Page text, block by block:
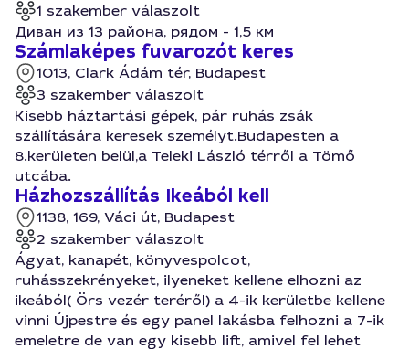
1 szakember válaszolt
Диван из 13 района, рядом - 1,5 км
Számlaképes fuvarozót keres
1013, Clark Ádám tér, Budapest
3 szakember válaszolt
Kisebb háztartási gépek, pár ruhás zsák
szállítására keresek személyt.Budapesten a
8.kerületen belül,a Teleki László térről a Tömő
utcába.
Házhozszállítás Ikeából kell
1138, 169, Váci út, Budapest
2 szakember válaszolt
Ágyat, kanapét, könyvespolcot,
ruhásszekrényeket, ilyeneket kellene elhozni az
ikeából( Örs vezér teréről) a 4-ik kerületbe kellene
vinni Újpestre és egy panel lakásba felhozni a 7-ik
emeletre de van egy kisebb lift, amivel fel lehet